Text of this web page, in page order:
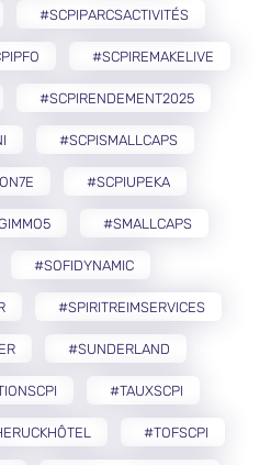
#SCPIPARCSACTIVITÉS
#SCPIREMAKELIVE
#SCPIRENDEMENT2025
#SCPISMALLCAPS
#SCPIUPEKA
#SMALLCAPS
#SOFIDYNAMIC
#SPIRITREIMSERVICES
#SUNDERLAND
#TAUXSCPI
#TOFSCPI